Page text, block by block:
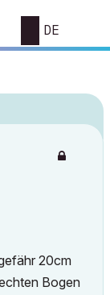
DE
20cm
Bogen